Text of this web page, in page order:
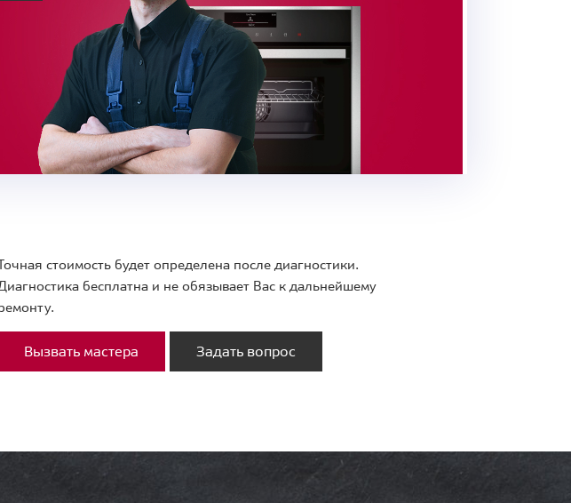
стоимость будет определена после диагностики.
бесплатна и не обязывает Вас к дальнейшему
Вызвать мастера Задать вопрос